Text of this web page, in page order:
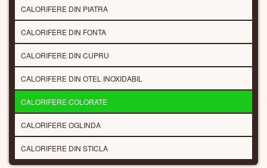
CALORIFERE DIN PIATRA
CALORIFERE DIN FONTA
CALORIFERE DIN CUPRU
CALORIFERE DIN OTEL INOXIDABIL
CALORIFERE COLORATE
CALORIFERE OGLINDA
CALORIFERE DIN STICLA